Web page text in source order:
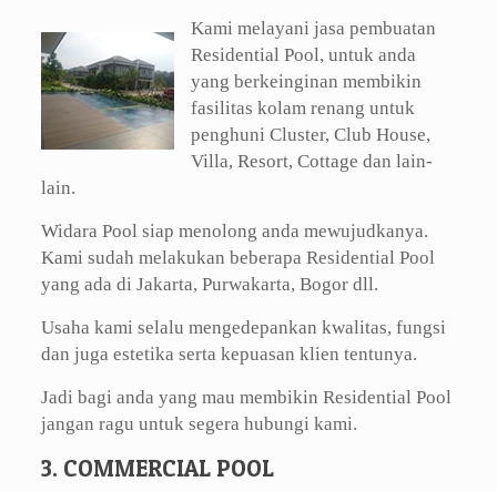
Kami melayani jasa pembuatan
Residential Pool, untuk anda
yang berkeinginan membikin
fasilitas kolam renang untuk
penghuni Cluster, Club House,
Villa, Resort, Cottage dan lain-
lain.
Widara Pool siap menolong anda mewujudkanya.
Kami sudah melakukan beberapa Residential Pool
yang ada di Jakarta, Purwakarta, Bogor dll.
Usaha kami selalu mengedepankan kwalitas, fungsi
dan juga estetika serta kepuasan klien tentunya.
Jadi bagi anda yang mau membikin Residential Pool
jangan ragu untuk segera hubungi kami.
3. COMMERCIAL POOL